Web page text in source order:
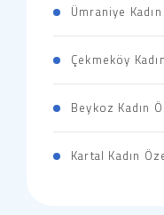
Ümraniye
Çekmeköy
Beykoz Kadın
Kartal Kadın